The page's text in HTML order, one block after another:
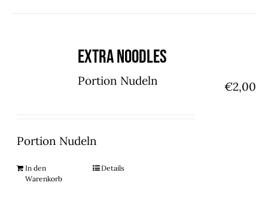
Extra Noodles
Portion Nudeln €2,00
Portion Nudeln
In den
Warenkorb
Details